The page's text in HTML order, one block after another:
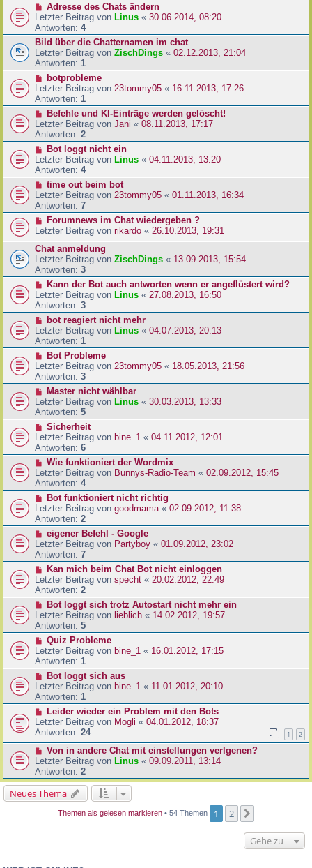
Adresse des Chats ändern
Letzter Beitrag von Linus « 30.06.2014, 08:20
Antworten: 4
Bild über die Chatternamen im chat
Letzter Beitrag von ZischDings « 02.12.2013, 21:04
Antworten: 1
botprobleme
Letzter Beitrag von 23tommy05 « 16.11.2013, 17:26
Antworten: 1
Befehle und KI-Einträge werden gelöscht!
Letzter Beitrag von Jani « 08.11.2013, 17:17
Antworten: 2
Bot loggt nicht ein
Letzter Beitrag von Linus « 04.11.2013, 13:20
Antworten: 4
time out beim bot
Letzter Beitrag von 23tommy05 « 01.11.2013, 16:34
Antworten: 7
Forumnews im Chat wiedergeben ?
Letzter Beitrag von rikardo « 26.10.2013, 19:31
Chat anmeldung
Letzter Beitrag von ZischDings « 13.09.2013, 15:54
Antworten: 3
Kann der Bot auch antworten wenn er angeflüstert wird?
Letzter Beitrag von Linus « 27.08.2013, 16:50
Antworten: 3
bot reagiert nicht mehr
Letzter Beitrag von Linus « 04.07.2013, 20:13
Antworten: 1
Bot Probleme
Letzter Beitrag von 23tommy05 « 18.05.2013, 21:56
Antworten: 3
Master nicht wählbar
Letzter Beitrag von Linus « 30.03.2013, 13:33
Antworten: 5
Sicherheit
Letzter Beitrag von bine_1 « 04.11.2012, 12:01
Antworten: 6
Wie funktioniert der Wordmix
Letzter Beitrag von Bunnys-Radio-Team « 02.09.2012, 15:45
Antworten: 4
Bot funktioniert nicht richtig
Letzter Beitrag von goodmama « 02.09.2012, 11:38
Antworten: 2
eigener Befehl - Google
Letzter Beitrag von Partyboy « 01.09.2012, 23:02
Antworten: 7
Kan mich beim Chat Bot nicht einloggen
Letzter Beitrag von specht « 20.02.2012, 22:49
Antworten: 2
Bot loggt sich trotz Autostart nicht mehr ein
Letzter Beitrag von lieblich « 14.02.2012, 19:57
Antworten: 5
Quiz Probleme
Letzter Beitrag von bine_1 « 16.01.2012, 17:15
Antworten: 1
Bot loggt sich aus
Letzter Beitrag von bine_1 « 11.01.2012, 20:10
Antworten: 1
Leider wieder ein Problem mit den Bots
Letzter Beitrag von Mogli « 04.01.2012, 18:37
Antworten: 24 1 2
Von in andere Chat mit einstellungen verlgenen?
Letzter Beitrag von Linus « 09.09.2011, 13:14
Antworten: 2
Neues Thema
Themen als gelesen markieren • 54 Themen 1 2
Gehe zu